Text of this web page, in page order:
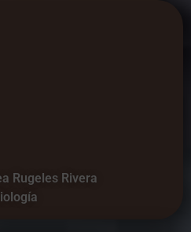
Rugeles Rivera